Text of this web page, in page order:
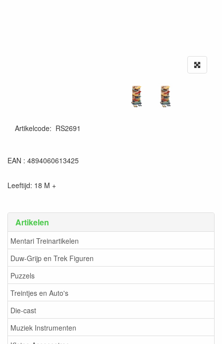
Artikelen
Mentari Treinartikelen
Duw-Grijp en Trek Figuren
Puzzels
Treintjes en Auto's
Die-cast
Muziek Instrumenten
Artikelcode: RS2691
EAN : 4894060613425
Leeftijd: 18 M +